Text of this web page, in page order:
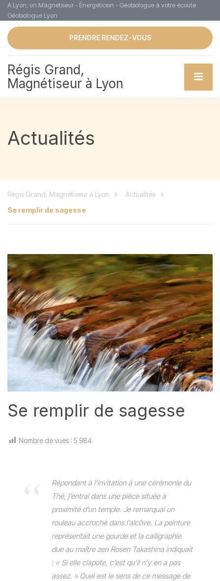
A Lyon, un Magnétiseur - Énergéticien - Géobiologue à votre écoute
Géobiologue Lyon
PRENDRE RENDEZ-VOUS
Régis Grand,
Magnétiseur à Lyon
Actualités
Régis Grand, Magnétiseur à Lyon
Actualités
Se remplir de sagesse
Se remplir de sagesse
Nombre de vues : 5 984
Répondant à l’invitation à une cérémonie du
Thé, j’entrai dans une pièce située à
proximité d’un temple. Je remarquai un
rouleau accroché dans l’alcôve. La peinture
représentait une gourde et la calligraphie
due au maître zen Rosen Takashina indiquait
: « Si elle clapote, c’est qu’il n’y en a pas
assez. » Quel est le sens de ce message de